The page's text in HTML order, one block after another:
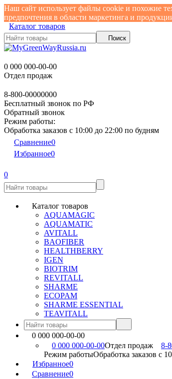
Наш сайт использует файлы cookie и похожие
предпочтения в области маркетинга и
Каталог товаров
Поиск
0 000 000-00-00
Отдел продаж
8-800-00000000
Бесплатный звонок по РФ
Обратный звонок
Режим работы:
Обработка заказов с 10:00 до 22:00 по будням
Сравнение0
Избранное0
0
Каталог товаров
AQUAMAGIC
AQUAMATIC
AVITALL
BAOFIBER
HEALTHBERRY
IGEN
BIOTRIM
REVITALL
SHARME
ECOPAM
SHARME ESSENTIAL
TEAVITALL
0 000 000-00-00
0 000 000-00-00Отдел продаж 8-
Режим работыОбработка заказов с
Избранное0
Сравнение0